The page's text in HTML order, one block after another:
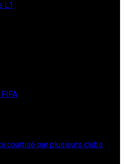
L1
courtisé par plusieurs clubs